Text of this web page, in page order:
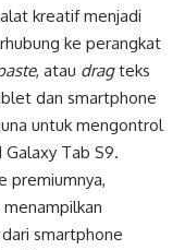
kreatif menjadi
ke perangkat
, atau dragteks
dan smartphone
untuk mengontrol
Tab S9.
premiumnya,
smartphone